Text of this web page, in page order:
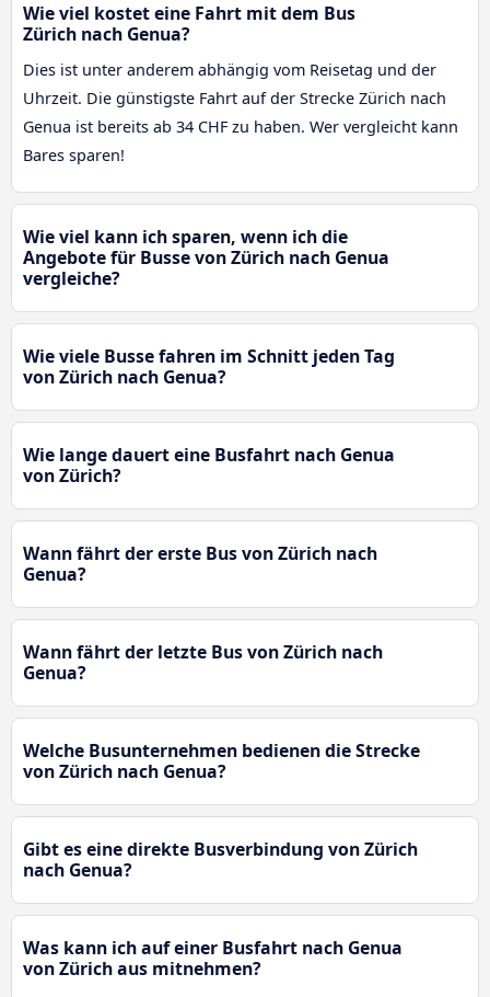
Wie viel kostet eine Fahrt mit dem Bus
Zürich nach Genua?
Dies ist unter anderem abhängig vom Reisetag und der
Uhrzeit. Die günstigste Fahrt auf der Strecke Zürich nach
Genua ist bereits ab 34 CHF zu haben. Wer vergleicht kann
Bares sparen!
Wie viel kann ich sparen, wenn ich die
Angebote für Busse von Zürich nach Genua
vergleiche?
Wie viele Busse fahren im Schnitt jeden Tag
von Zürich nach Genua?
Wie lange dauert eine Busfahrt nach Genua
von Zürich?
Wann fährt der erste Bus von Zürich nach
Genua?
Wann fährt der letzte Bus von Zürich nach
Genua?
Welche Busunternehmen bedienen die Strecke
von Zürich nach Genua?
Gibt es eine direkte Busverbindung von Zürich
nach Genua?
Was kann ich auf einer Busfahrt nach Genua
von Zürich aus mitnehmen?